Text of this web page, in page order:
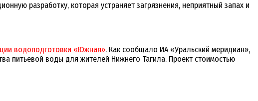
разработку, которая устраняет загрязнения, неприятный запах и
водоподготовки «Южная». Как сообщало ИА «Уральский меридиан»,
питьевой воды для жителей Нижнего Тагила. Проект стоимостью